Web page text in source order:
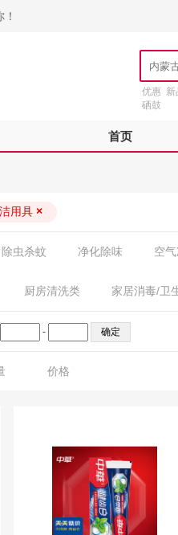
优惠 新
硒鼓
首页
用具 ×
除虫杀蚊 净化除味 空
厨房清洗类 家居消毒/卫
-
价格